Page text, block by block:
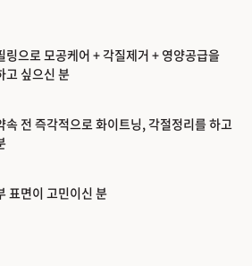
링으로 모공케어 + 각질제거 + 영양공급을
고 싶으신 분
속 전 즉각적으로 화이트닝, 각절정리를 하고
표면이 고민이신 분